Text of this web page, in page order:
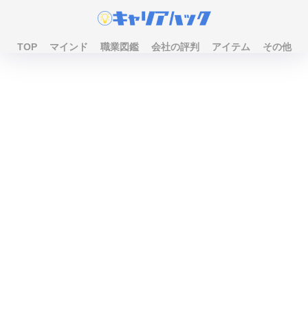
TOP マインド 職業図鑑 会社の評判 アイテム その他